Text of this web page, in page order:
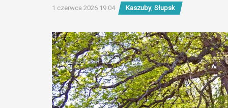
1 czerwca 2026 19:04 Kaszuby, Słupsk